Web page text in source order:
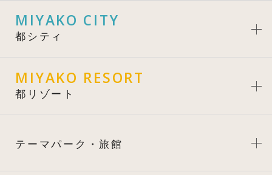
MIYAKO CITY
都シティ
MIYAKO RESORT
都リゾート
テーマパーク・旅館